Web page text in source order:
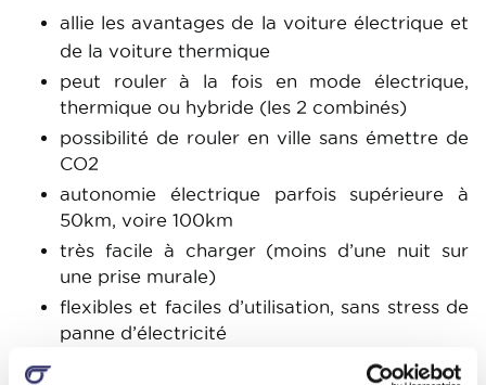
allie les avantages de la voiture électrique et
de la voiture thermique
peut rouler à la fois en mode électrique,
thermique ou hybride (les 2 combinés)
possibilité de rouler en ville sans émettre de
CO2
autonomie électrique parfois supérieure à
50km, voire 100km
très facile à charger (moins d’une nuit sur
une prise murale)
flexibles et faciles d’utilisation, sans stress de
panne d’électricité